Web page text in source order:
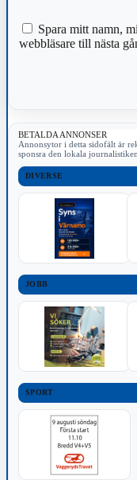
Spara mitt namn,
webbläsare till nästa
BETALDA ANNONSER
Annonsytor i detta sidofält är
sponsra den lokala
DIVERSE
JOBB
SPORT